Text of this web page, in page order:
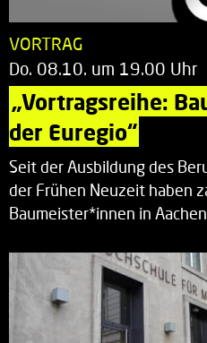
VORTRAG
Do. 08.10. um 19.00 Uhr
„Vortragsreihe:
der Euregio“
Seit der Ausbildung des
der Frühen Neuzeit haben
Baumeister*innen in